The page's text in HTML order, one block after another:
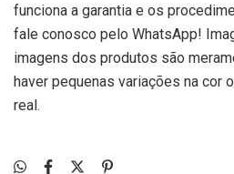
funciona a garantia e os
fale conosco pelo WhatsApp!
imagens dos produtos são
haver pequenas variações na cor
real.